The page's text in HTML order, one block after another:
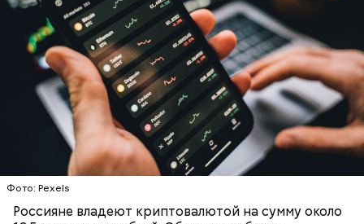
Фото: Pexels
Россияне владеют криптовалютой на сумму около
Более 17 миллионов россиян, по данным
сингапурского платежного шлюза TripleA, владеют
той или иной криптовалютой. Возраст около 60
процентов инвесторов в данный инструмент
составляет от 25 до 44 лет.
ИНВЕСТИЦИИ КРИПТОВАЛЮТЫ РОССИЯ